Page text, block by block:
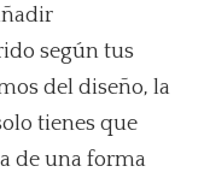
según tus
del diseño, la
tienes que
de una forma